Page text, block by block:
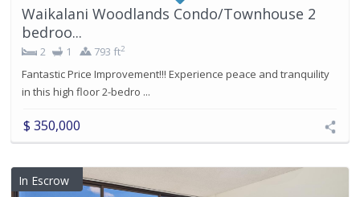
Waikalani Woodlands Condo/Townhouse 2
bedroo...
2 1 793 ft2
Fantastic Price Improvement!!! Experience peace and tranquility
in this high floor 2-bedro ...
$ 350,000
In Escrow